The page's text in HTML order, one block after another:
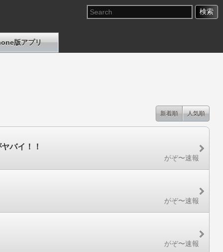
版アプリ
新着順 人気順
バイ！！
がぞ〜速報
がぞ〜速報
がぞ〜速報